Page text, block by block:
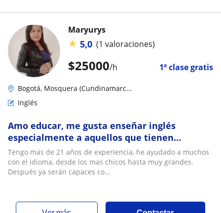
$25000/h 1ª clase gratis
Maryurys
★ 5,0 (1 valoraciones)
Bogotá, Mosquera (Cundinamarc...
Inglés
Amo educar, me gusta enseñar inglés
especialmente a aquellos que tienen
dificultades desde la base
Tengo mas de 21 años de experiencia, he ayudado a muchos
con el idioma, desde los mas chicos hasta muy grandes.
Después ya serán capaces co...